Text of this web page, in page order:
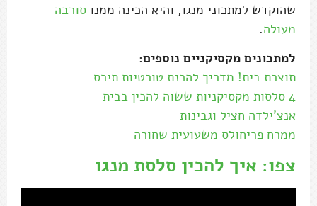
שהוקדש למתכוני מנגו, והיא הכינה ממנו סורבה
מעולה.
למתכונים מקסיקניים נוספים:
תוצרת בית! מדריך להכנת טורטיות תירס
4 סלסות מקסיקניות ששוה להכין בבית
אנצ'ילדה חציל וגבינות
ממרח פריחולס משעועית שחורה
צפו: איך להכין סלסת מנגו